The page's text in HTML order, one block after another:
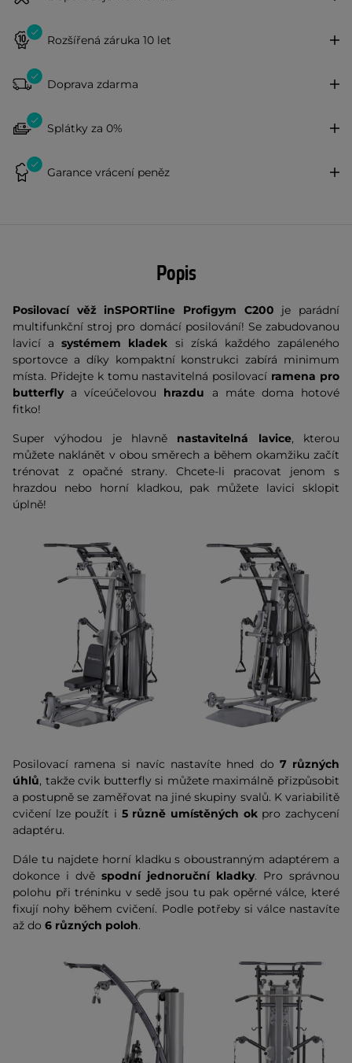
Rozšířená záruka 10 let
Doprava zdarma
Splátky za 0%
Garance vrácení peněz
Popis
Posilovací věž inSPORTline Profigym C200 je parádní
multifunkční stroj pro domácí posilování! Se zabudovanou
lavicí asystémem kladek si získá každého zapáleného
sportovce a díky kompaktní konstrukci zabírá minimum
místa. Přidejte k tomu nastavitelná posilovací ramena pro
butterflya víceúčelovou hrazdu a máte doma hotové
fitko!
Super výhodou je hlavně nastavitelná lavice, kterou
můžete naklánět v obou směrech a během okamžiku začít
trénovat z opačné strany. Chcete-li pracovat jenom s
hrazdou nebo horní kladkou, pak můžete lavici sklopit
úplně!
Posilovací ramena si navíc nastavíte hned do 7 různých
úhlů, takže cvik butterfly si můžete maximálně přizpůsobit
a postupně se zaměřovat na jiné skupiny svalů. K variabilitě
cvičení lze použít i 5 různě umístěných okpro zachycení
adaptéru.
Dále tu najdete horní kladku s oboustranným adaptérem a
dokonce i dvě spodní jednoruční kladky. Pro správnou
polohu při tréninku v sedě jsou tu pak opěrné válce, které
fixují nohy během cvičení. Podle potřeby si válce nastavíte
až do 6 různých poloh.